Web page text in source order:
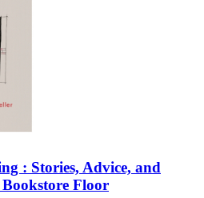
: Stories, Advice, and
Floor